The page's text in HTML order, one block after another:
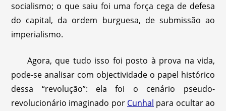
socialismo; o que saiu foi uma força cega de defesa
do capital, da ordem burguesa, de submissão ao
imperialismo.
Agora, que tudo isso foi posto à prova na vida,
pode-se analisar com objectividade o papel histórico
dessa “revolução”: ela foi o cenário pseudo-
revolucionário imaginado por Cunhal para ocultar ao